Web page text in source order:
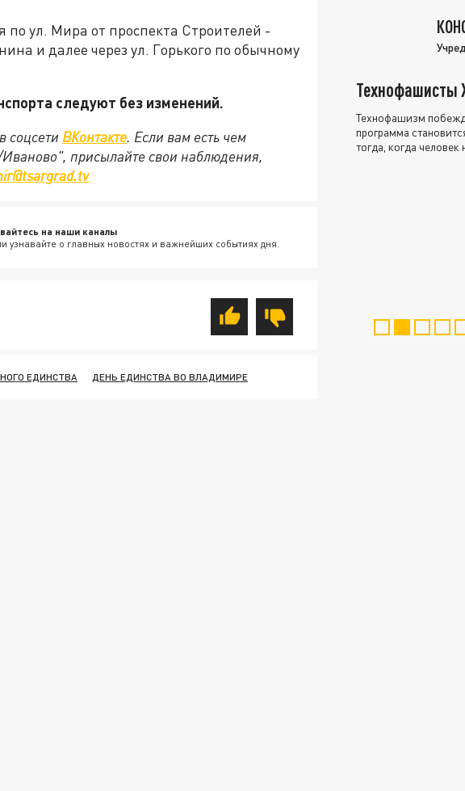
ул. Мира от проспекта Строителей -
и далее через ул. Горького по обычному
следуют без изменений.
соцсети ВКонтакте. Если вам есть чем
присылайте свои наблюдения,
на наши каналы
узнавайте о главных новостях и важнейших событиях дня.
ЕДИНСТВА ДЕНЬ ЕДИНСТВА ВО ВЛАДИМИРЕ
Технофашисты
Технофашизм
программа
тогда, когда